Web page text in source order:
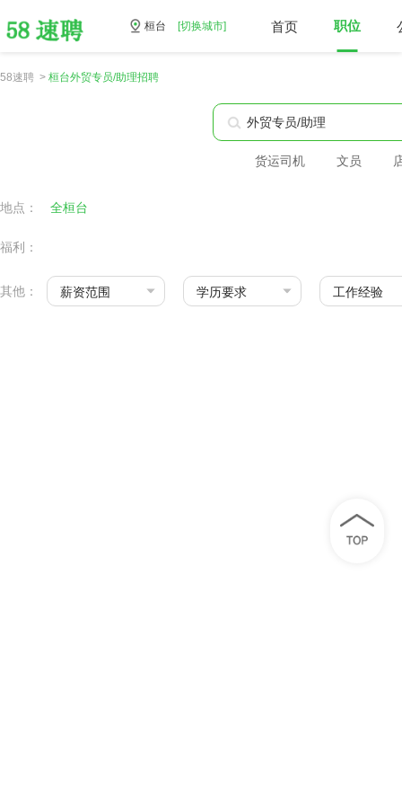
桓台 [切换城市] 首页 职位
58速聘 > 桓台外贸专员/助理招聘
货运司机 文员
地点： 全桓台
福利：
其他： 薪资范围 学历要求 工作经验